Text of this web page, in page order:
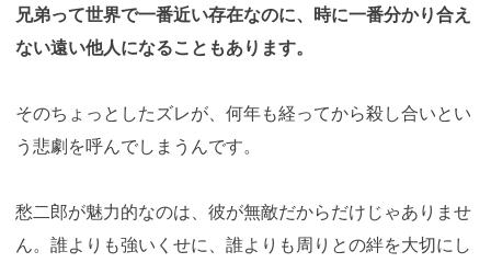
兄弟って世界で一番近い存在なのに、時に一番分かり合え
ない遠い他人になることもあります。
そのちょっとしたズレが、何年も経ってから殺し合いとい
う悲劇を呼んでしまうんです。
愁二郎が魅力的なのは、彼が無敵だからだけじゃありませ
ん。誰よりも強いくせに、誰よりも周りとの絆を大切にし